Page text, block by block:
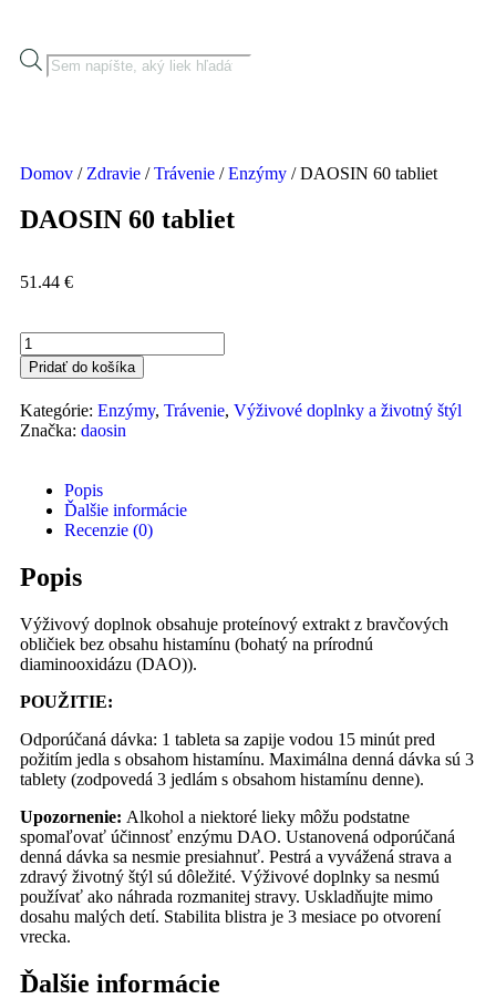
Domov / Zdravie /Trávenie /Enzýmy / DAOSIN 60 tabliet
DAOSIN 60 tabliet
51.44 €
Pridať do košíka
Kategórie: Enzýmy, Trávenie, Výživové doplnky a životný štýl
Značka: daosin
Popis
Ďalšie informácie
Recenzie (0)
Popis
Výživový doplnok obsahuje proteínový extrakt z bravčových
obličiek bez obsahu histamínu (bohatý na prírodnú
diaminooxidázu (DAO)).
POUŽITIE:
Odporúčaná dávka: 1 tableta sa zapije vodou 15 minút pred
požitím jedla s obsahom histamínu. Maximálna denná dávka sú 3
tablety (zodpovedá 3 jedlám s obsahom histamínu denne).
Upozornenie: Alkohol a niektoré lieky môžu podstatne
spomaľovať účinnosť enzýmu DAO. Ustanovená odporúčaná
denná dávka sa nesmie presiahnuť. Pestrá a vyvážená strava a
zdravý životný štýl sú dôležité. Výživové doplnky sa nesmú
používať ako náhrada rozmanitej stravy. Uskladňujte mimo
dosahu malých detí. Stabilita blistra je 3 mesiace po otvorení
vrecka.
Ďalšie informácie